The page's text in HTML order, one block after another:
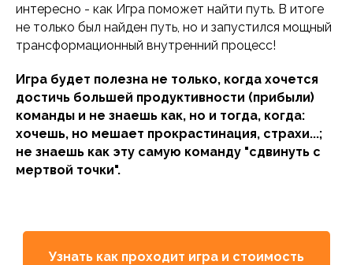
интересно - как Игра поможет найти путь. В итоге
не только был найден путь, но и запустился мощный
трансформационный внутренний процесс!
Игра будет полезна не только, когда хочется
достичь большей продуктивности (прибыли)
команды и не знаешь как, но и тогда, когда:
хочешь, но мешает прокрастинация, страхи...;
не знаешь как эту самую команду "сдвинуть с
мертвой точки".
Узнать как проходит игра и стоимость